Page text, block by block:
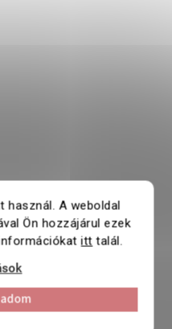
használ. A weboldal
Ön hozzájárul ezek
itt talál.